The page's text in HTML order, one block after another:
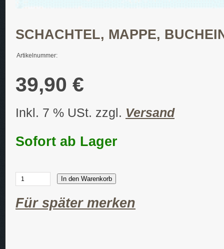
SCHACHTEL, MAPPE,
Artikelnummer:
39,90 €
Inkl. 7 % USt. zzgl. Versand
Sofort ab Lager
In den Warenkorb
Für später merken